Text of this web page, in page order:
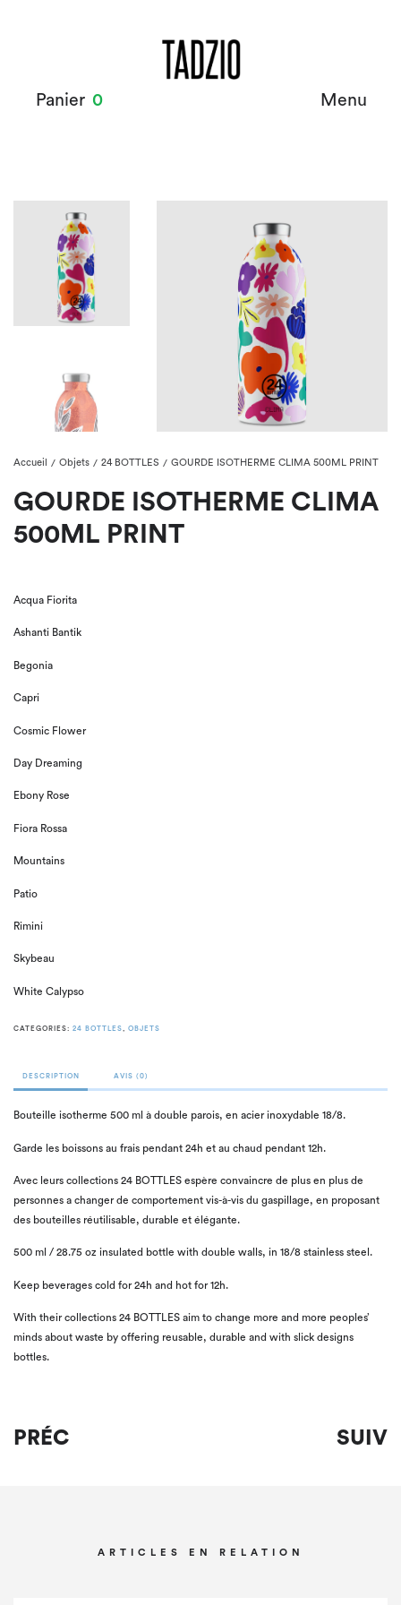
Panier 0 Menu
Accueil / Objets / 24 BOTTLES / GOURDE ISOTHERME CLIMA 500ML PRINT
GOURDE ISOTHERME CLIMA
500ML PRINT
Acqua Fiorita
Ashanti Bantik
Begonia
Capri
Cosmic Flower
Day Dreaming
Ebony Rose
Fiora Rossa
Mountains
Patio
Rimini
Skybeau
White Calypso
CATEGORIES: 24 BOTTLES, OBJETS
DESCRIPTION AVIS (0)
Bouteille isotherme 500 ml à double parois, en acier inoxydable 18/8.
Garde les boissons au frais pendant 24h et au chaud pendant 12h.
Avec leurs collections 24 BOTTLES espère convaincre de plus en plus de
personnes a changer de comportement vis-à-vis du gaspillage, en proposant
des bouteilles réutilisable, durable et élégante.
500 ml / 28.75 oz insulated bottle with double walls, in 18/8 stainless steel.
Keep beverages cold for 24h and hot for 12h.
With their collections 24 BOTTLES aim to change more and more peoples’
minds about waste by offering reusable, durable and with slick designs
bottles.
PRÉC SUIV
ARTICLES EN RELATION